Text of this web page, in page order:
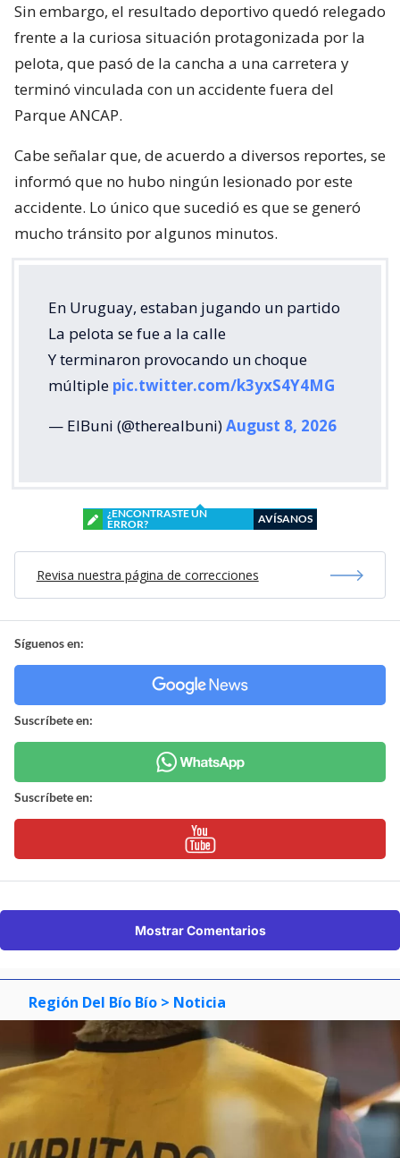
Sin embargo, el resultado deportivo quedó relegado
frente a la curiosa situación protagonizada por la
pelota, que pasó de la cancha a una carretera y
terminó vinculada con un accidente fuera del
Parque ANCAP.
Cabe señalar que, de acuerdo a diversos reportes, se
informó que no hubo ningún lesionado por este
accidente. Lo único que sucedió es que se generó
mucho tránsito por algunos minutos.
En Uruguay, estaban jugando un partido
La pelota se fue a la calle
Y terminaron provocando un choque
múltiple pic.twitter.com/k3yxS4Y4MG
— ElBuni (@therealbuni)August 8, 2026
¿ENCONTRASTE UN
ERROR?
AVÍSANOS
Revisa nuestra página de correcciones
Síguenos en:
Suscríbete en:
Suscríbete en:
Mostrar Comentarios
Región Del Bío Bío > Noticia